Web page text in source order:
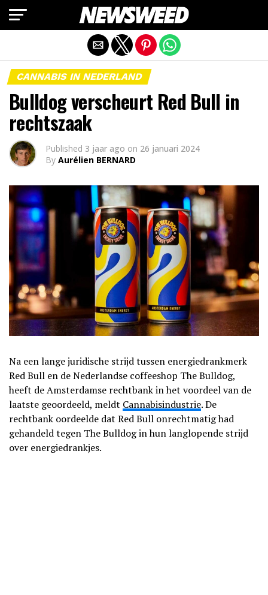
CANNABIS IN NEDERLAND
Bulldog verscheurt Red Bull in
rechtszaak
Published 3 jaar ago on 26 januari 2024
By Aurélien BERNARD
Na een lange juridische strijd tussen energiedrankmerk
Red Bull en de Nederlandse coffeeshop The Bulldog,
heeft de Amsterdamse rechtbank in het voordeel van de
laatste geoordeeld, meldt Cannabisindustrie. De
rechtbank oordeelde dat Red Bull onrechtmatig had
gehandeld tegen The Bulldog in hun langlopende strijd
over energiedrankjes.
Mobiele versie afsluiten